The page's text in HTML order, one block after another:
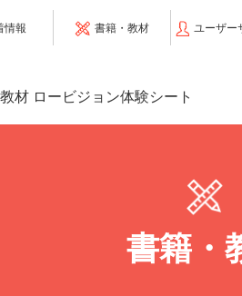
情報 書籍・教材 ユーザー
材 ロービジョン体験シート
書籍・